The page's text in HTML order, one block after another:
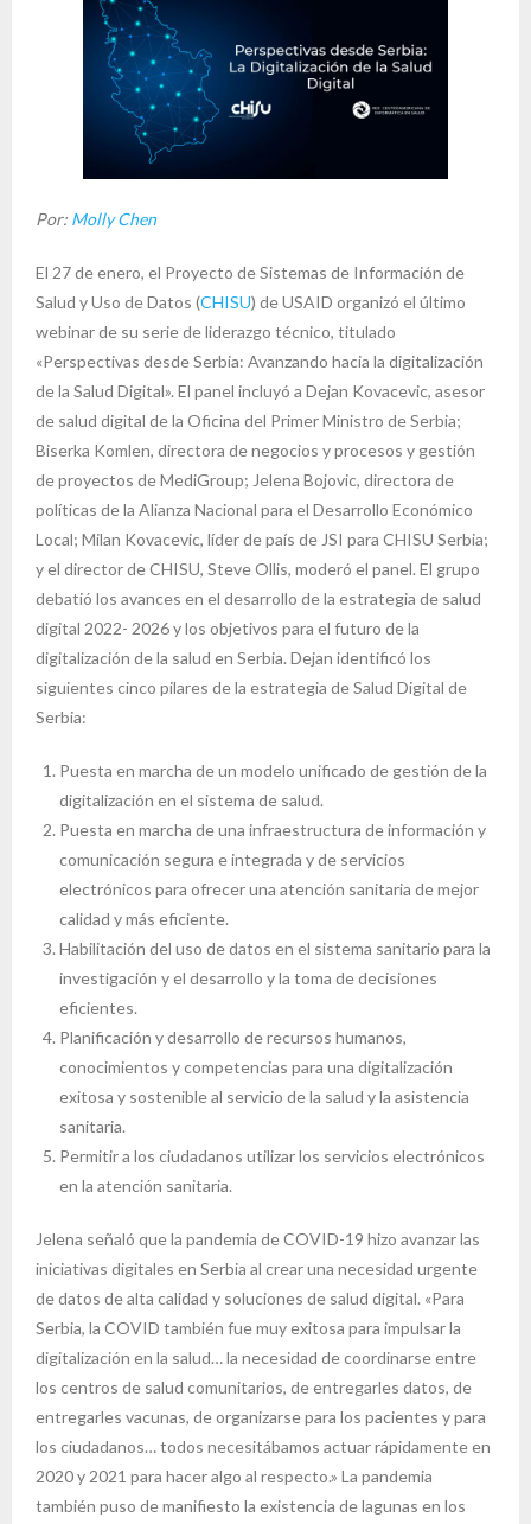
Por: Molly Chen
El 27 de enero, el Proyecto de Sistemas de Información de
Salud y Uso de Datos (CHISU) de USAID organizó el último
webinar de su serie de liderazgo técnico, titulado
«Perspectivas desde Serbia: Avanzando hacia la digitalización
de la Salud Digital». El panel incluyó a Dejan Kovacevic, asesor
de salud digital de la Oficina del Primer Ministro de Serbia;
Biserka Komlen, directora de negocios y procesos y gestión
de proyectos de MediGroup; Jelena Bojovic, directora de
políticas de la Alianza Nacional para el Desarrollo Económico
Local; Milan Kovacevic, líder de país de JSI para CHISU Serbia;
y el director de CHISU, Steve Ollis, moderó el panel. El grupo
debatió los avances en el desarrollo de la estrategia de salud
digital 2022- 2026 y los objetivos para el futuro de la
digitalización de la salud en Serbia. Dejan identificó los
siguientes cinco pilares de la estrategia de Salud Digital de
Serbia:
Puesta en marcha de un modelo unificado de gestión de la
digitalización en el sistema de salud.
Puesta en marcha de una infraestructura de información y
comunicación segura e integrada y de servicios
electrónicos para ofrecer una atención sanitaria de mejor
calidad y más eficiente.
Habilitación del uso de datos en el sistema sanitario para la
investigación y el desarrollo y la toma de decisiones
eficientes.
Planificación y desarrollo de recursos humanos,
conocimientos y competencias para una digitalización
exitosa y sostenible al servicio de la salud y la asistencia
sanitaria.
Permitir a los ciudadanos utilizar los servicios electrónicos
en la atención sanitaria.
Jelena señaló que la pandemia de COVID-19 hizo avanzar las
iniciativas digitales en Serbia al crear una necesidad urgente
de datos de alta calidad y soluciones de salud digital. «Para
Serbia, la COVID también fue muy exitosa para impulsar la
digitalización en la salud… la necesidad de coordinarse entre
los centros de salud comunitarios, de entregarles datos, de
entregarles vacunas, de organizarse para los pacientes y para
los ciudadanos… todos necesitábamos actuar rápidamente en
2020 y 2021 para hacer algo al respecto.» La pandemia
también puso de manifiesto la existencia de lagunas en los